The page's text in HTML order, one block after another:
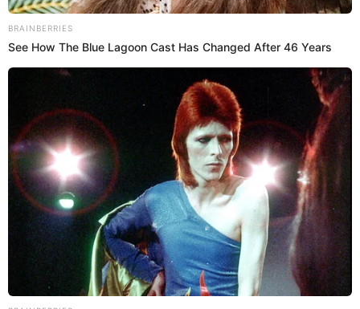
Pese a que no juega desde el 14 de octubre del 2015, al ser
‘congelado’ por Sporting de Lisboa al negarse a renovar
contrato, Carrillo se siente preparado.“No se preocupen,
estoy listo para empezar a trabajar y va a recuperar la
forma muy rápidamente
”, subrayó.
SOBRE EL AUTOR:
EL POPULAR
Revisa todas las noticias escritas por el staff de redactores
de El Popular.